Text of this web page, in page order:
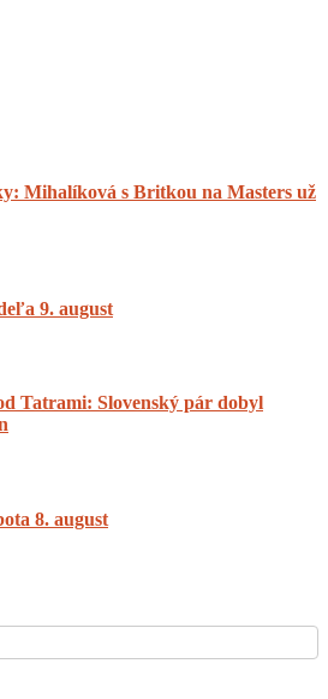
Mihalíková s Britkou na Masters už
9. august
Tatrami: Slovenský pár dobyl
8. august